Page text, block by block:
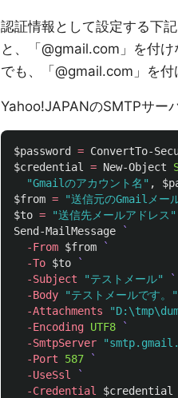
認証情報として設定する下
と、「@gmail.com」を付け
でも、「@gmail.com」を付
Yahoo!JAPANのSMTPサー
$password = ConvertTo-
$credential
= New-Object
"Gmailのアカウント名" ,
$from =
"送信元のGmailメー
$to =
"送信先メールアドレス"
Send-MailMessage
-From $from
-To $to
-Subject
"テストメール"
-Body
"テストメールです。"
-Attachments
-Encoding UTF8
-SmtpServer
-Port
587
-UseSsl
-Credential
$credential